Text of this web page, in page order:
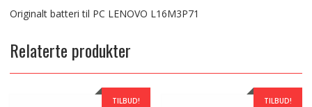
Originalt batteri til PC LENOVO L16M3P71
Relaterte produkter
TILBUD! TILBUD!